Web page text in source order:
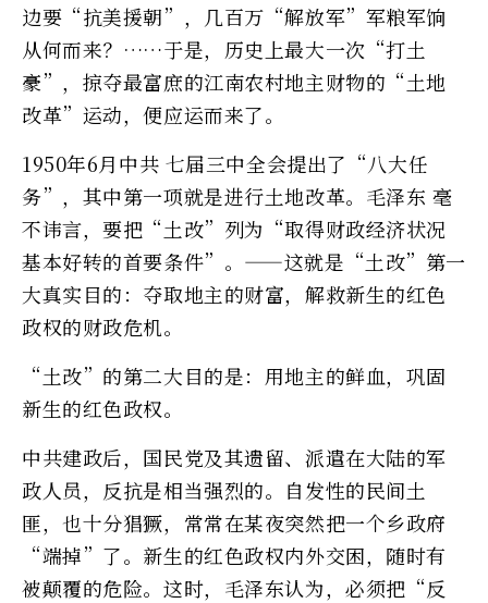
边要“抗美援朝”，几百万“解放军”军粮军饷
从何而来？……于是，历史上最大一次“打土
豪”，掠夺最富庶的江南农村地主财物的“土地
改革”运动，便应运而来了。
1950年6月中共 七届三中全会提出了“八大任
务”，其中第一项就是进行土地改革。毛泽东 毫
不讳言，要把“土改”列为“取得财政经济状况
基本好转的首要条件”。——这就是“土改”第一
大真实目的：夺取地主的财富，解救新生的红色
政权的财政危机。
“土改”的第二大目的是：用地主的鲜血，巩固
新生的红色政权。
中共建政后，国民党及其遗留、派遣在大陆的军
政人员，反抗是相当强烈的。自发性的民间土
匪，也十分猖獗，常常在某夜突然把一个乡政府
“端掉”了。新生的红色政权内外交困，随时有
被颠覆的危险。这时，毛泽东认为，必须把“反